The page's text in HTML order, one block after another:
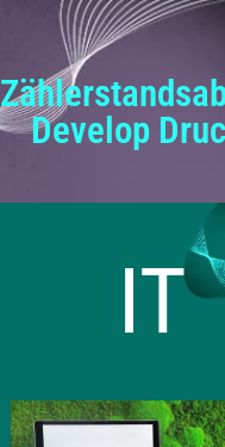
Develop
IT